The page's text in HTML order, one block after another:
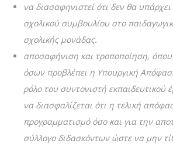
να διασαφηνιστεί ότι δεν θα
σχολικού συμβουλίου στο
σχολικής μονάδας.
αποσαφήνιση και τροποποίηση, όπου
όσων προβλέπει η Υπουργική
ρόλο του συντονιστή εκπαιδευτικού
να διασφαλίζεται ότι η τελική
προγραμματισμό όσο και για την
σύλλογο διδασκόντων ώστε να μην